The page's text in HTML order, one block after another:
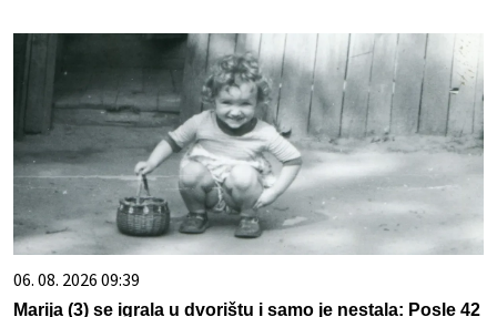
06. 08. 2026 09:39
Marija (3) se igrala u dvorištu i samo je nestala: Posle 42